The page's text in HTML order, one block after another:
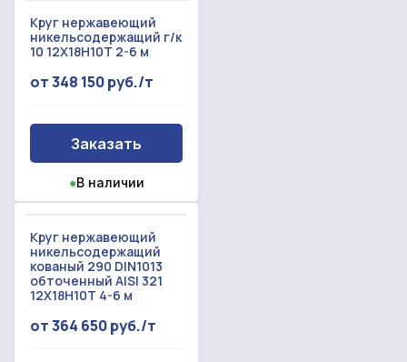
Круг нержавеющий
никельсодержащий г/к
10 12Х18Н10Т 2-6 м
от 348 150 руб./т
Заказать
●В наличии
Круг нержавеющий
никельсодержащий
кованый 290 DIN1013
обточенный AISI 321
12Х18Н10Т 4-6 м
от 364 650 руб./т
Даю согласие на обработку персональных данных
Даю согласие на